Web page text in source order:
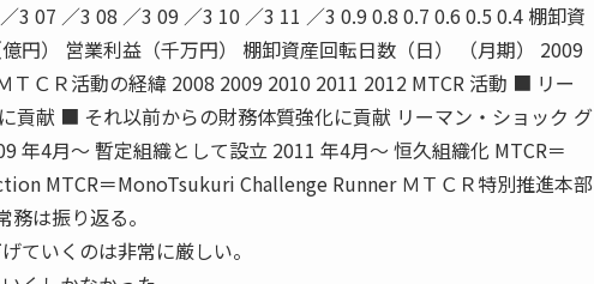
3 07 ／3 08 ／3 09 ／3 10 ／3 11 ／3 0.9 0.8 0.7 0.6 0.5 0.4 棚卸資
円） 営業利益（千万円） 棚卸資産回転日数（日） （月期） 2009
ＴＣＲ活動の経緯 2008 2009 2010 2011 2012 MTCR 活動 ■ リー
貢献 ■ それ以前からの財務体質強化に貢献 リーマン・ショック グ
年4月〜 暫定組織として設立 2011 年4月〜 恒久組織化 MTCR＝
MTCR＝MonoTsukuri Challenge Runner ＭＴＣＲ特別推進本部
は振り返る。
ていくのは非常に厳しい。